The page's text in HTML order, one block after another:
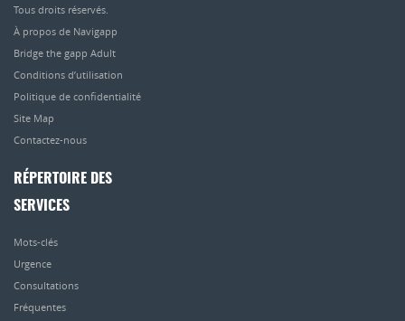
Tous droits réservés.
À propos de Navigapp
Bridge the gapp Adult
Conditions d’utilisation
Politique de confidentialité
Site Map
Contactez-nous
RÉPERTOIRE DES
SERVICES
Mots-clés
Urgence
Consultations
Fréquentes